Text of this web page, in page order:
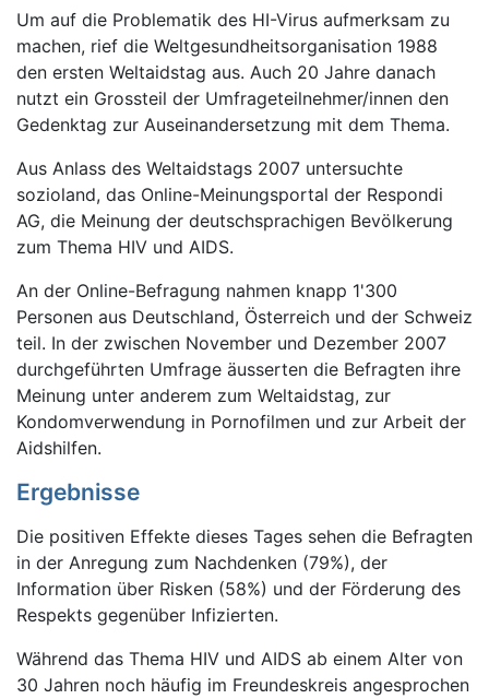
Ratgeber
Rubriken
Um auf die Problematik des HI-Virus aufmerksam zu
machen, rief die Weltgesundheitsorganisation 1988
den ersten Weltaidstag aus. Auch 20 Jahre danach
nutzt ein Grossteil der Umfrageteilnehmer/innen den
Gedenktag zur Auseinandersetzung mit dem Thema.
Aus Anlass des Weltaidstags 2007 untersuchte
sozioland, das Online-Meinungsportal der Respondi
AG, die Meinung der deutschsprachigen Bevölkerung
zum Thema HIV und AIDS.
An der Online-Befragung nahmen knapp 1'300
Personen aus Deutschland, Österreich und der Schweiz
teil. In der zwischen November und Dezember 2007
durchgeführten Umfrage äusserten die Befragten ihre
Meinung unter anderem zum Weltaidstag, zur
Kondomverwendung in Pornofilmen und zur Arbeit der
Aidshilfen.
Ergebnisse
Die positiven Effekte dieses Tages sehen die Befragten
in der Anregung zum Nachdenken (79%), der
Information über Risken (58%) und der Förderung des
Respekts gegenüber Infizierten.
Während das Thema HIV und AIDS ab einem Alter von
30 Jahren noch häufig im Freundeskreis angesprochen